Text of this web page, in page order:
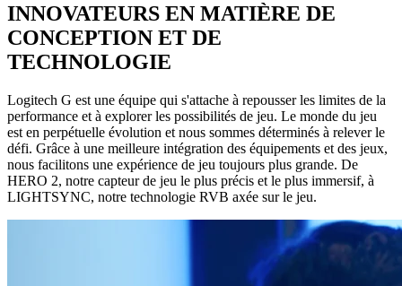
INNOVATEURS EN MATIÈRE DE
CONCEPTION ET DE
TECHNOLOGIE
Logitech G est une équipe qui s'attache à repousser les limites de la
performance et à explorer les possibilités de jeu. Le monde du jeu
est en perpétuelle évolution et nous sommes déterminés à relever le
défi. Grâce à une meilleure intégration des équipements et des jeux,
nous facilitons une expérience de jeu toujours plus grande. De
HERO 2, notre capteur de jeu le plus précis et le plus immersif, à
LIGHTSYNC, notre technologie RVB axée sur le jeu.